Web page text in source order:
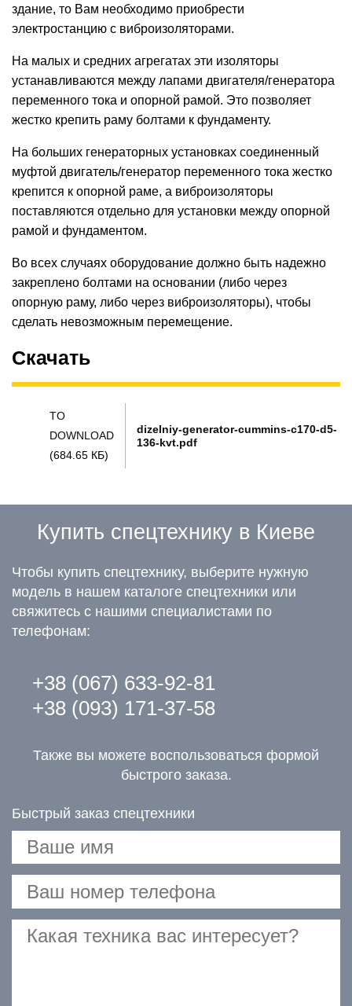
здание, то Вам необходимо приобрести
электростанцию ​​с виброизоляторами.
На малых и средних агрегатах эти изоляторы
устанавливаются между лапами двигателя/генератора
переменного тока и опорной рамой. Это позволяет
жестко крепить раму болтами к фундаменту.
На больших генераторных установках соединенный
муфтой двигатель/генератор переменного тока жестко
крепится к опорной раме, а виброизоляторы
поставляются отдельно для установки между опорной
рамой и фундаментом.
Во всех случаях оборудование должно быть надежно
закреплено болтами на основании (либо через
опорную раму, либо через виброизоляторы), чтобы
сделать невозможным перемещение.
Скачать
TO
DOWNLOAD
(684.65 КБ)
dizelniy-generator-cummins-c170-d5-
136-kvt.pdf
Купить спецтехнику в Киеве
Чтобы купить спецтехнику, выберите нужную
модель в нашем каталоге спецтехники или
свяжитесь с нашими специалистами по
телефонам:
+38 (067) 633-92-81
+38 (093) 171-37-58
Также вы можете воспользоваться формой
быстрого заказа.
Быстрый заказ спецтехники